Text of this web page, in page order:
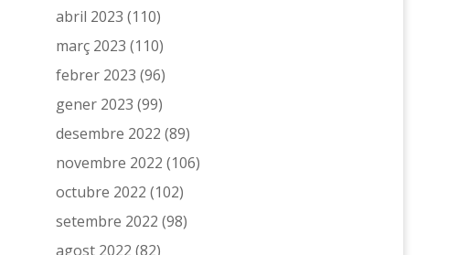
abril 2023 (110)
març 2023 (110)
febrer 2023 (96)
gener 2023 (99)
desembre 2022 (89)
novembre 2022 (106)
octubre 2022 (102)
setembre 2022 (98)
agost 2022 (82)